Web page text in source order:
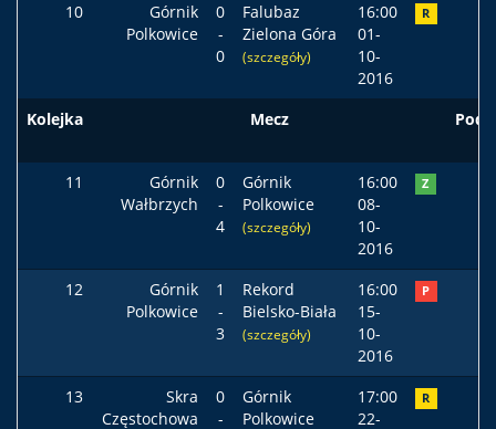
10
Górnik
Polkowice
0
-
0
Falubaz
Zielona Góra
(szczegóły)
16:00
01-
10-
2016
R
Kolejka Mecz
11
Górnik
Wałbrzych
0
-
4
Górnik
Polkowice
(szczegóły)
16:00
08-
10-
2016
Z
12
Górnik
Polkowice
1
-
3
Rekord
Bielsko-Biała
(szczegóły)
16:00
15-
10-
2016
P
13
Skra
Częstochowa
0
-
Górnik
Polkowice
17:00
22-
R